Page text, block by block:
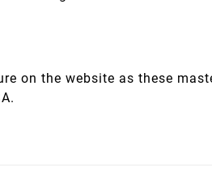
on the website as these